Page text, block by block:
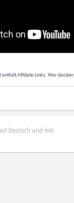
enthält Affiliate-Links. Wer
Deutsch und mit